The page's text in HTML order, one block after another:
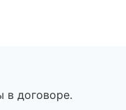
в договоре.